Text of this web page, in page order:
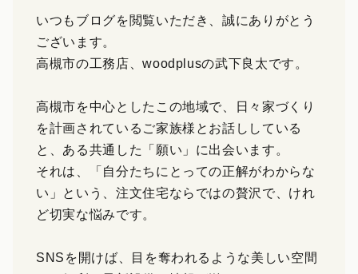
いつもブログを閲覧いただき、誠にありがとう
ございます。
高槻市の工務店、woodplusの武下良太です。
高槻市を中心としたこの地域で、日々家づくり
を計画されているご家族様とお話ししている
と、ある共通した「願い」に出会います。
それは、「自分たちにとっての正解がわからな
い」という、注文住宅ならではの贅沢で、けれ
ど切実な悩みです。
SNSを開けば、目を奪われるような美しい空間